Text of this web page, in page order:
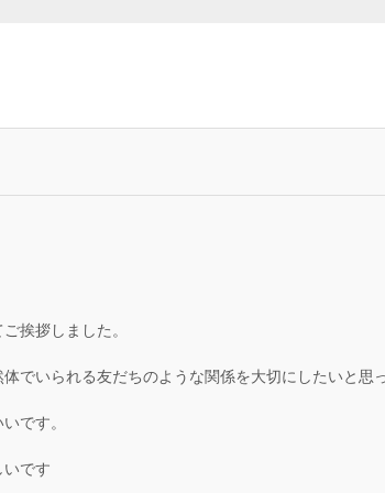
挨拶しました。
でいられる友だちのような関係を大切にしたいと思
です。
です